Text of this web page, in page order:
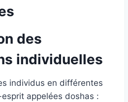
des
individuelles
individus en différentes
appelées doshas :